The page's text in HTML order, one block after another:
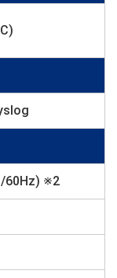
60Hz) ※2